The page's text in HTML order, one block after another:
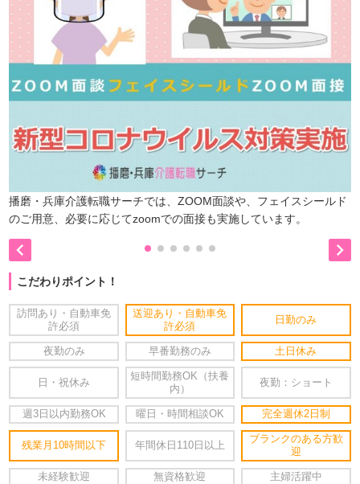
播磨・兵庫介護転職サーチでは、ZOOM面談や、フェイスシールド
のご用意、必要に応じてzoomでの面接も実施しています。
 
こだわりポイント！
訪問あり・自動車免
許必須
送迎あり・自動車免
許必須
日勤のみ
夜勤のみ 早番勤務のみ 土日休み
日・祝休み
短時間勤務OK（扶養
内）
夜勤：ショート
週3日以内勤務OK 曜日・時間相談OK 完全週休2日制
残業月10時間以下 年間休日110日以上
ブランクのある方歓
迎
未経験歓迎 無資格歓迎 主婦活躍中